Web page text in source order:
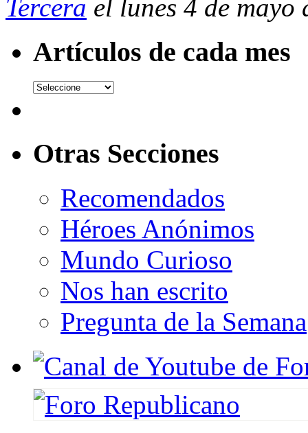
Tercera el lunes 4 de mayo
Artículos de cada mes
Otras Secciones
Recomendados
Héroes Anónimos
Mundo Curioso
Nos han escrito
Pregunta de la Semana